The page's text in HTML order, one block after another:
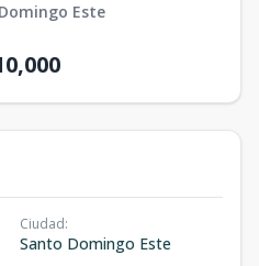
Este
Ciudad:
Santo Domingo Este